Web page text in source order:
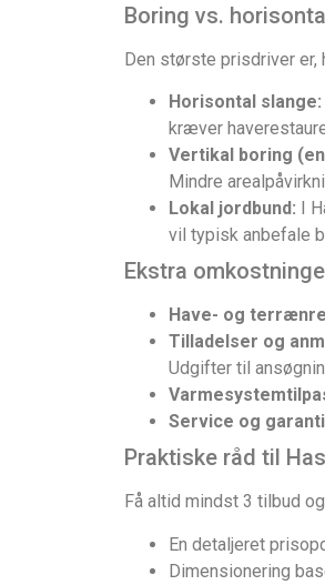
Boring vs.
Den største prisdriver
Horisontal slange:
kræver
Vertikal boring
Mindre
Lokal jordbund: I
vil typisk anbefale
Ekstra
Have- og
Tilladelser og
Udgifter til
Service og
Praktiske råd til
Få altid mindst 3 tilbud
En detaljeret
Dimensionering